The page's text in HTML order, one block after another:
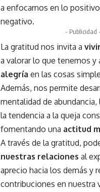
a enfocarnos en lo
negativo.
- Publicidad -
La gratitud nos invita a
a valorar lo que tenemos y
alegría en las cosas
Además, nos permite
mentalidad de
la tendencia a la queja
fomentando una actitud
A través de la gratitud,
nuestras relaciones al
aprecio hacia los demás y
contribuciones en nuestra